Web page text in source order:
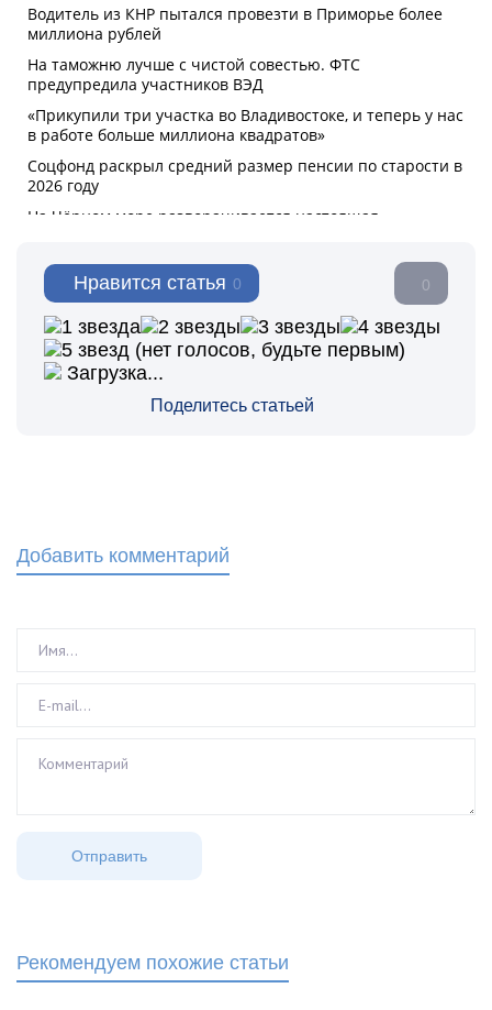
Нравится статья 0 0
Поделитесь статьей
(нет голосов, будьте первым)
Загрузка...
Добавить комментарий
Рекомендуем похожие статьи